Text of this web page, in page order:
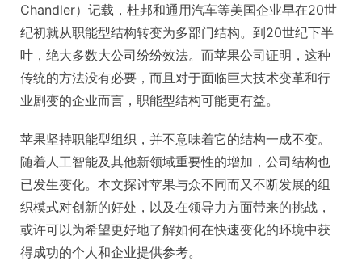
Chandler）记载，杜邦和通用汽车等美国企业早在20世
纪初就从职能型结构转变为多部门结构。到20世纪下半
叶，绝大多数大公司纷纷效法。而苹果公司证明，这种
传统的方法没有必要，而且对于面临巨大技术变革和行
业剧变的企业而言，职能型结构可能更有益。
苹果坚持职能型组织，并不意味着它的结构一成不变。
随着人工智能及其他新领域重要性的增加，公司结构也
已发生变化。本文探讨苹果与众不同而又不断发展的组
织模式对创新的好处，以及在领导力方面带来的挑战，
或许可以为希望更好地了解如何在快速变化的环境中获
得成功的个人和企业提供参考。